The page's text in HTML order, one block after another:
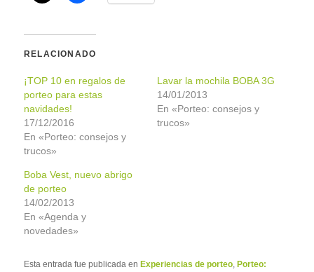
RELACIONADO
¡TOP 10 en regalos de
porteo para estas
navidades!
17/12/2016
En «Porteo: consejos y
trucos»
Lavar la mochila BOBA 3G
14/01/2013
En «Porteo: consejos y
trucos»
Boba Vest, nuevo abrigo
de porteo
14/02/2013
En «Agenda y
novedades»
Esta entrada fue publicada enExperiencias de porteo ,Porteo: